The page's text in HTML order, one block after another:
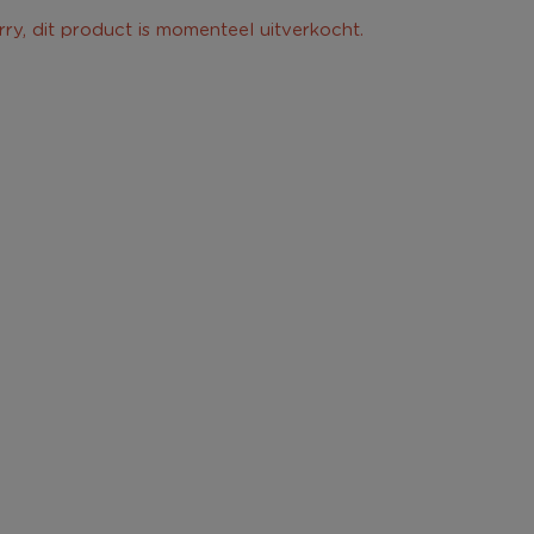
dit product is momenteel uitverkocht.